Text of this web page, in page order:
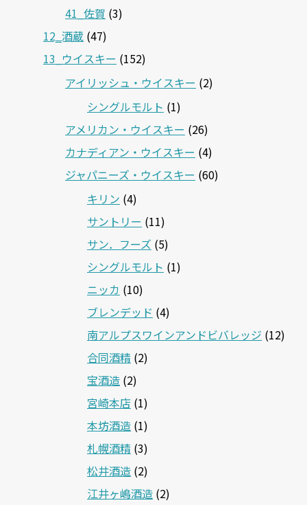
41_佐賀 (3)
12‗酒蔵 (47)
13_ウイスキー (152)
アイリッシュ・ウイスキー (2)
シングルモルト (1)
アメリカン・ウイスキー (26)
カナディアン・ウイスキー (4)
ジャパニーズ・ウイスキー (60)
キリン (4)
サントリー (11)
サン．フーズ (5)
シングルモルト (1)
ニッカ (10)
ブレンデッド (4)
南アルプスワインアンドビバレッジ (12)
合同酒精 (2)
宝酒造 (2)
宮崎本店 (1)
本坊酒造 (1)
札幌酒精 (3)
松井酒造 (2)
江井ヶ嶋酒造 (2)